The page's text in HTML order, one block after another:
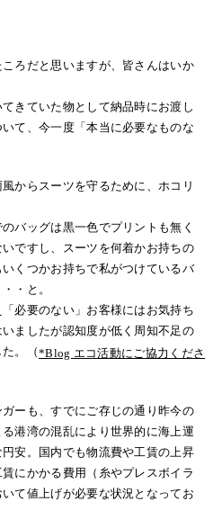
ろだと思いますが、皆さんはいか
きていた物として納品時にお渡し
て、今一度「本当に必要なものな
からスーツを守るために、ホコリ
バッグは黒一色でプリントも無く
ですし、スーツを何着かお持ちの
くつかお持ちで私がつけているバ
・と。
必要のない」お客様にはお気持ち
ましたが認知度が低く周知不足の
。
（*Blog エコ活動にご協力くださ
ーも、すでにご存じの通り昨今の
港湾の混乱により世界的に海上運
安。国内でも物流費や工賃の上昇
にかかる費用（糸やプレスボイラ
て値上げが必要な状況となってお